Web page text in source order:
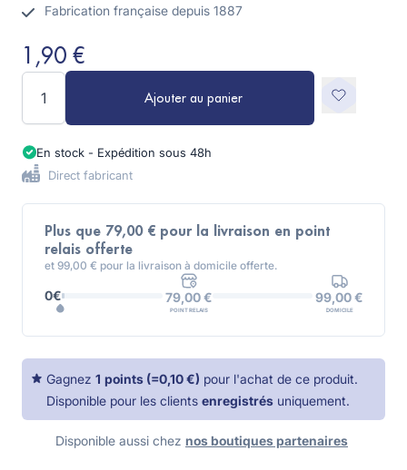
Fabrication française depuis 1887
1,90 €
Ajouter au panier
En stock - Expédition sous 48h
Direct fabricant
Plus que 79,00 € pour la livraison en point
relais offerte
et 99,00 € pour la livraison à domicile offerte.
0€ 79,00 €
POINT RELAIS
99,00 €
DOMICILE
Gagnez 1 points (=0,10 €) pour l'achat de ce produit.
Disponible pour les clients enregistrés uniquement.
Disponible aussi chez nos boutiques partenaires